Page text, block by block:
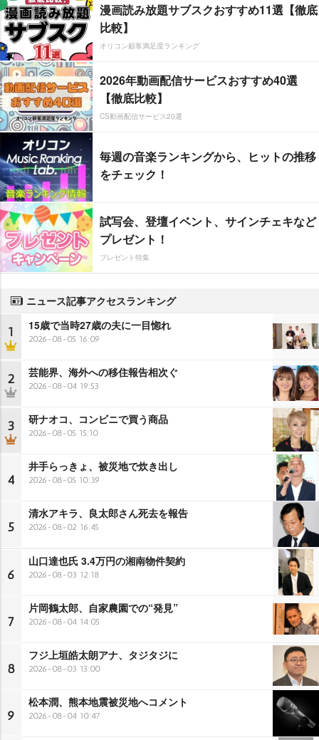
漫画読み放題サブスクおすすめ11選【徹底
比較】
オリコン顧客満足度ランキング
2026年動画配信サービスおすすめ40選
【徹底比較】
CS動画配信サービス20選
毎週の音楽ランキングから、ヒットの推移
をチェック！
試写会、登壇イベント、サインチェキなど
プレゼント！
プレゼント特集
ニュース記事アクセスランキング
1 15歳で当時27歳の夫に一目惚れ
2026-08-05 16:09
2 芸能界、海外への移住報告相次ぐ
2026-08-04 19:53
3 研ナオコ、コンビニで買う商品
2026-08-05 15:10
4
井手らっきょ、被災地で炊き出し
2026-08-05 10:39
5
清水アキラ、良太郎さん死去を報告
2026-08-02 16:45
6
山口達也氏 3.4万円の湘南物件契約
2026-08-03 12:18
7
片岡鶴太郎、自家農園での“発見”
2026-08-04 14:05
8
フジ上垣皓太朗アナ、タジタジに
2026-08-03 13:00
9
松本潤、熊本地震被災地へコメント
2026-08-04 10:47